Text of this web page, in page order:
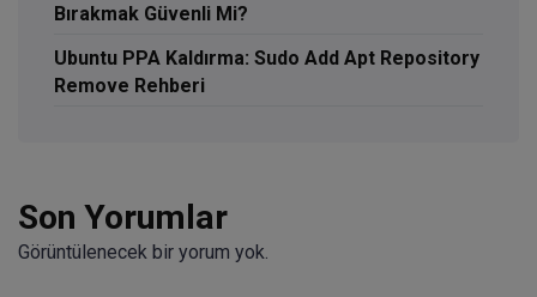
Bırakmak Güvenli Mi?
Ubuntu PPA Kaldırma: Sudo Add Apt Repository
Remove Rehberi
Son Yorumlar
Görüntülenecek bir yorum yok.